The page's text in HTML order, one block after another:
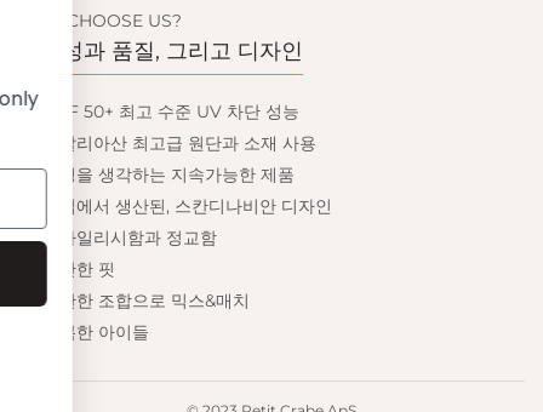
WHY CHOOSE US?
기능성과 품질, 그리고 디자인
UPF 50+ 최고 수준 UV 차단 성능
이탈리아산 최고급 원단과 소재 사용
환경을 생각하는 지속가능한 제품
유럽에서 생산된, 스칸디나비안 디자인
스타일리시함과 정교함
편안한 핏
무한한 조합으로 믹스&매치
행복한 아이들
OFF
first order and get email only
when you join.
Continue